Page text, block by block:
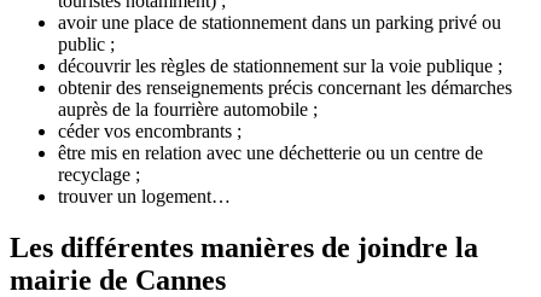
avoir une place de stationnement dans un parking privé ou
public ;
découvrir les règles de stationnement sur la voie publique ;
obtenir des renseignements précis concernant les démarches
auprès de la fourrière automobile ;
céder vos encombrants ;
être mis en relation avec une déchetterie ou un centre de
recyclage ;
trouver un logement…
Les différentes manières de joindre la
mairie de Cannes